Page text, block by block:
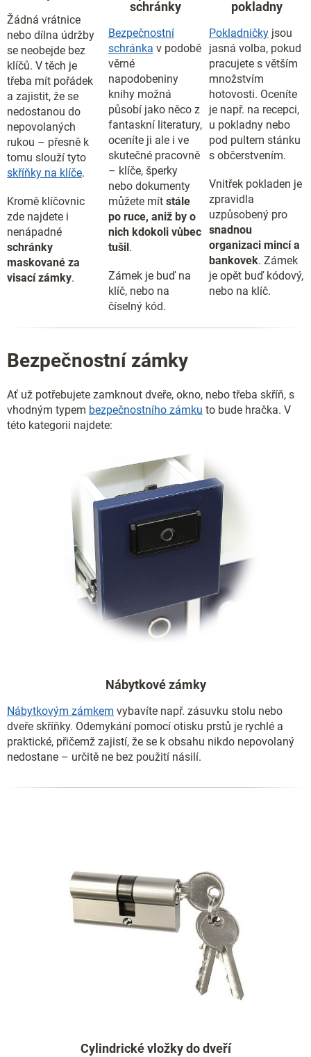
Žádná vrátnice
nebo dílna údržby
se neobejde bez
klíčů. V těch je
třeba mít pořádek
a zajistit, že se
nedostanou do
nepovolaných
rukou – přesně k
tomu slouží tyto
skříňky na klíče.
Kromě klíčovnic
zde najdete i
nenápadné
schránky
maskované za
visací zámky.
schránky
Bezpečnostní
schránka v podobě
věrné
napodobeniny
knihy možná
působí jako něco z
fantaskní literatury,
oceníte ji ale i ve
skutečné pracovně
– klíče, šperky
nebo dokumenty
můžete mít stále
po ruce, aniž by o
nich kdokoli vůbec
tušil .
Zámek je buď na
klíč, nebo na
číselný kód.
pokladny
Pokladničky jsou
jasná volba, pokud
pracujete s větším
množstvím
hotovosti. Oceníte
je např. na recepci,
u pokladny nebo
pod pultem stánku
s občerstvením.
Vnitřek pokladen je
zpravidla
uzpůsobený pro
snadnou
organizaci mincí a
bankovek. Zámek
je opět buď kódový,
nebo na klíč.
Bezpečnostní zámky
Ať už potřebujete zamknout dveře, okno, nebo třeba skříň, s
vhodným typem bezpečnostního zámku to bude hračka. V
této kategorii najdete:
Nábytkové zámky
Nábytkovým zámkem vybavíte např. zásuvku stolu nebo
dveře skříňky. Odemykání pomocí otisku prstů je rychlé a
praktické, přičemž zajistí, že se k obsahu nikdo nepovolaný
nedostane – určitě ne bez použití násilí.
Cylindrické vložky do dveří